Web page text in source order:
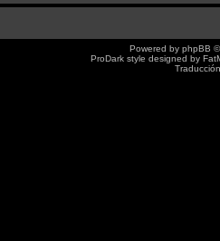
Powered by phpBB
ProDark style designed by